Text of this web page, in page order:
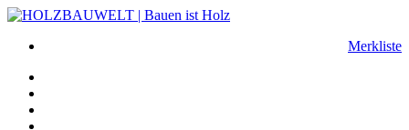
Merkliste